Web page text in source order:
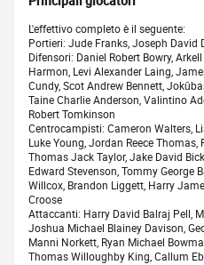
L'effettivo completo è il seguente:
Portieri: Jude Franks, Joseph David
Difensori: Daniel Robert Bowry,
Harmon, Levi Alexander Laing,
Cundy, Scot Andrew Bennett,
Taine Charlie Anderson, Valintino
Robert Tomkinson
Centrocampisti: Cameron Walters,
Luke Young, Jordan Reece
Thomas Jack Taylor, Jake David
Edward Stevenson, Tommy George
Willcox, Brandon Liggett, Harry
Croose
Attaccanti: Harry David Balraj Pell,
Joshua Michael Blainey Davison,
Manni Norkett, Ryan Michael
Thomas Willoughby King, Callum